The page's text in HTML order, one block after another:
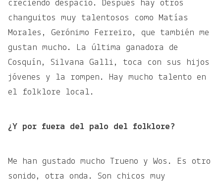
creciendo despacio. Después hay otros
changuitos muy talentosos como Matías
Morales, Gerónimo Ferreiro, que también me
gustan mucho. La última ganadora de
Cosquín, Silvana Galli, toca con sus hijos
jóvenes y la rompen. Hay mucho talento en
el folklore local.
¿Y por fuera del palo del folklore?
Me han gustado mucho Trueno y Wos. Es otro
sonido, otra onda. Son chicos muy